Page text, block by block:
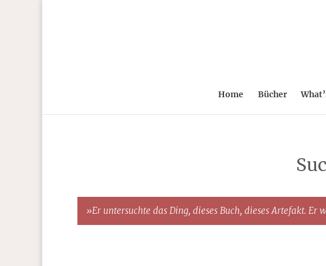
Home Bücher
»Er untersuchte das Ding, dieses Buch, dieses Artefakt.